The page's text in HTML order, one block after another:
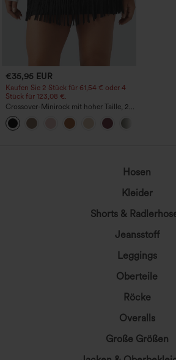
€35,95 EUR
Kaufen Sie 2 Stück für 61,54 € oder 4
Stück für 123,08 €.
Crossover-Minirock mit hoher Taille, 2-
in-1, Fransen-Saum und figurbetontem
Schnitt in Wildlederoptik für Partys
Hosen
Kleider
Shorts &
Jeansstoff
Leggings
Oberteile
Röcke
Overalls
Große Größen